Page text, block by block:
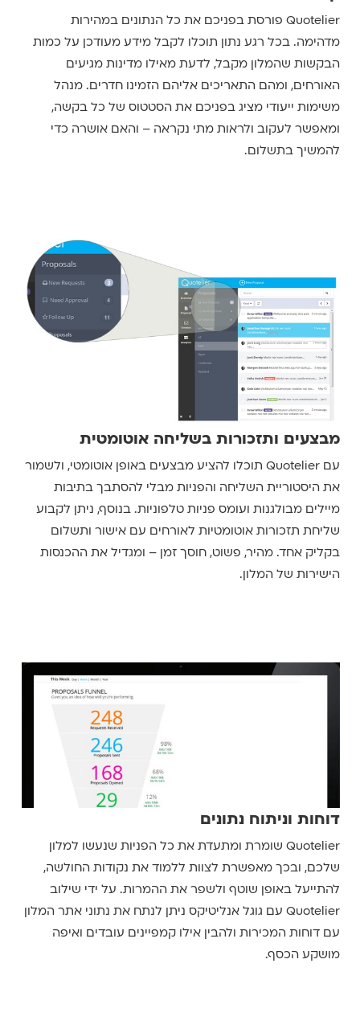
Quotelier פורסת בפניכם את כל הנתונים במהירות
מדהימה. בכל רגע נתון תוכלו לקבל מידע מעודכן על כמות
הבקשות שהמלון מקבל, לדעת מאילו מדינות מגיעים
האורחים, ומהם התאריכים אליהם הזמינו חדרים. מנהל
משימות ייעודי מציג בפניכם את הסטטוס של כל בקשה,
ומאפשר לעקוב ולראות מתי נקראה – והאם אושרה כדי
להמשיך בתשלום.
מבצעים ותזכורות בשליחה אוטומטית
עם Quotelier תוכלו להציע מבצעים באופן אוטומטי, ולשמור
את היסטוריית השליחה והפניות מבלי להסתבך בתיבות
מיילים מבולגנות ועומס פניות טלפוניות. בנוסף, ניתן לקבוע
שליחת תזכורות אוטומטיות לאורחים עם אישור ותשלום
בקליק אחד. מהיר, פשוט, חוסך זמן – ומגדיל את ההכנסות
הישירות של המלון.
דוחות וניתוח נתונים
Quotelier שומרת ומתעדת את כל הפניות שנעשו למלון
שלכם, ובכך מאפשרת לצוות ללמוד את נקודות החולשה,
להתייעל באופן שוטף ולשפר את ההמרות. על ידי שילוב
Quotelier עם גוגל אנליטיקס ניתן לנתח את נתוני אתר המלון
עם דוחות המכירות ולהבין אילו קמפיינים עובדים ואיפה
מושקע הכסף.